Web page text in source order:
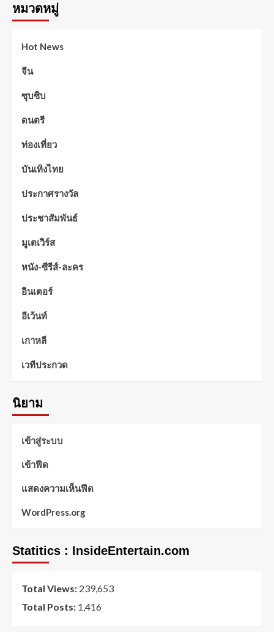
หมวดหมู่
Hot News
จีน
ซุบซิบ
ดนตรี
ท่องเที่ยว
บันเทิงไทย
ประกาศรางวัล
ประชาสัมพันธ์
มูเตเวิร์ส
หนัง-ซีรีส์-ละคร
อินเตอร์
อีเว้นท์
เกาหลี
เวทีประกวด
นิยาม
เข้าสู่ระบบ
เข้าฟีด
แสดงความเห็นฟีด
WordPress.org
Statitics : InsideEntertain.com
Total Views: 239,653
Total Posts: 1,416